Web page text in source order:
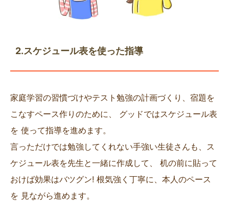
2.スケジュール表を使った指導
家庭学習の習慣づけやテスト勉強の計画づくり、宿題を
こなすペース作りのために、 グッドではスケジュール表
を 使って指導を進めます。
言っただけでは勉強してくれない手強い生徒さんも、ス
ケジュール表を先生と一緒に作成して、 机の前に貼って
おけば効果はバツグン! 根気強く丁寧に、本人のペース
を 見ながら進めます。